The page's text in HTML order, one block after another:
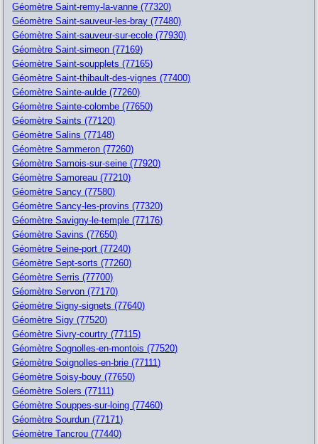
Géomètre Saint-remy-la-vanne (77320)
Géomètre Saint-sauveur-les-bray (77480)
Géomètre Saint-sauveur-sur-ecole (77930)
Géomètre Saint-simeon (77169)
Géomètre Saint-soupplets (77165)
Géomètre Saint-thibault-des-vignes (77400)
Géomètre Sainte-aulde (77260)
Géomètre Sainte-colombe (77650)
Géomètre Saints (77120)
Géomètre Salins (77148)
Géomètre Sammeron (77260)
Géomètre Samois-sur-seine (77920)
Géomètre Samoreau (77210)
Géomètre Sancy (77580)
Géomètre Sancy-les-provins (77320)
Géomètre Savigny-le-temple (77176)
Géomètre Savins (77650)
Géomètre Seine-port (77240)
Géomètre Sept-sorts (77260)
Géomètre Serris (77700)
Géomètre Servon (77170)
Géomètre Signy-signets (77640)
Géomètre Sigy (77520)
Géomètre Sivry-courtry (77115)
Géomètre Sognolles-en-montois (77520)
Géomètre Soignolles-en-brie (77111)
Géomètre Soisy-bouy (77650)
Géomètre Solers (77111)
Géomètre Souppes-sur-loing (77460)
Géomètre Sourdun (77171)
Géomètre Tancrou (77440)